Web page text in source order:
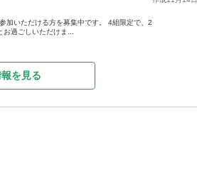
加いただける方を募集中です。 4組限定で、2
過ごしいただけま...
を見る